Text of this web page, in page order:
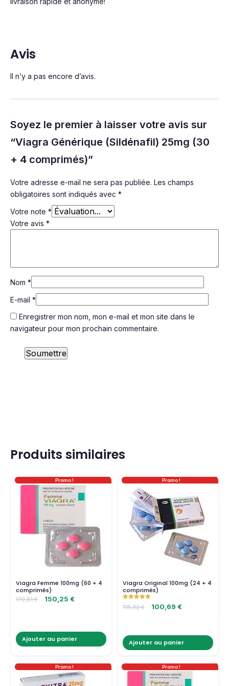
Avis
Il n’y a pas encore d’avis.
Soyez le premier à laisser votre avis sur
“Viagra Générique (Sildénafil) 25mg (30
+ 4 comprimés)”
Votre adresse e-mail ne sera pas publiée. Les champs
obligatoires sont indiqués avec *
Votre note *
Votre avis *
Nom *
E-mail *
Enregistrer mon nom, mon e-mail et mon site dans le
navigateur pour mon prochain commentaire.
Produits similaires
Promo !
Viagra Femme 100mg (60 + 4
comprimés)
179,81€ 150,25 €
Ajouter au panier
Promo !
Viagra Original 100mg (24 + 4
comprimés)
5.00
118,32€ 100,69 €
Ajouter au panier
Promo ! Promo !